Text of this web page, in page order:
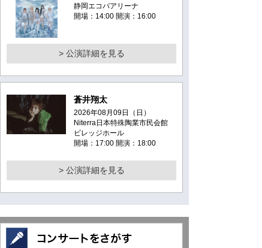
静岡エコパアリーナ
開場：14:00 開演：16:00
> 公演詳細を見る
蒼井翔太
2026年08月09日（日）
Niterra日本特殊陶業市民会館
ビレッジホール
開場：17:00 開演：18:00
> 公演詳細を見る